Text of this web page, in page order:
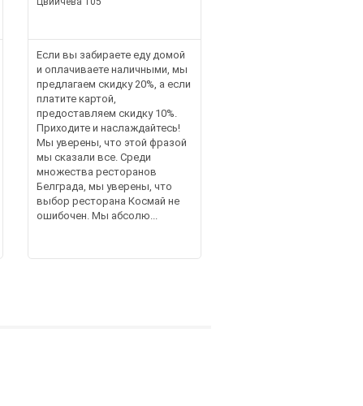
Если вы забираете еду домой
и оплачиваете наличными, мы
предлагаем скидку 20%, а если
платите картой,
предоставляем скидку 10%.
Приходите и наслаждайтесь!
Мы уверены, что этой фразой
мы сказали все. Среди
множества ресторанов
Белграда, мы уверены, что
выбор ресторана Космай не
ошибочен. Мы абсолю...